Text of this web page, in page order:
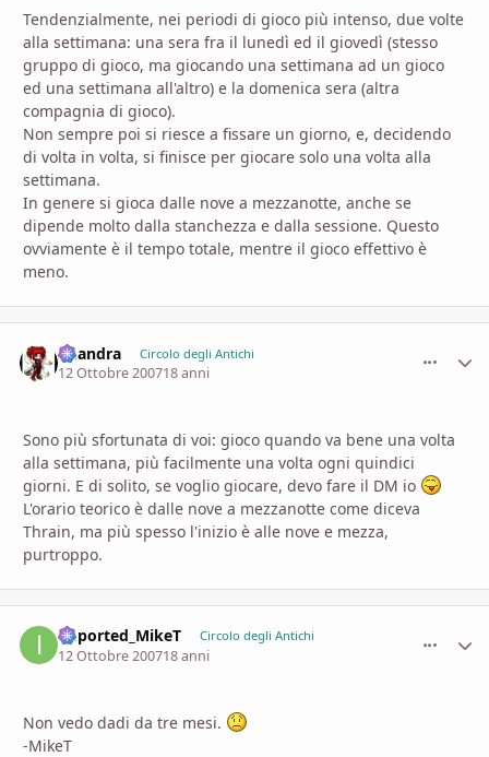
Tendenzialmente, nei periodi di gioco più intenso, due volte
alla settimana: una sera fra il lunedì ed il giovedì (stesso
gruppo di gioco, ma giocando una settimana ad un gioco
ed una settimana all'altro) e la domenica sera (altra
compagnia di gioco).
Non sempre poi si riesce a fissare un giorno, e, decidendo
di volta in volta, si finisce per giocare solo una volta alla
settimana.
In genere si gioca dalle nove a mezzanotte, anche se
dipende molto dalla stanchezza e dalla sessione. Questo
ovviamente è il tempo totale, mentre il gioco effettivo è
meno.
khandra Circolo degli Antichi
12 Ottobre 200718 anni
Sono più sfortunata di voi: gioco quando va bene una volta
alla settimana, più facilmente una volta ogni quindici
giorni. E di solito, se voglio giocare, devo fare il DM io
L'orario teorico è dalle nove a mezzanotte come diceva
Thrain, ma più spesso l'inizio è alle nove e mezza,
purtroppo.
imported_MikeT Circolo degli Antichi
12 Ottobre 200718 anni
Non vedo dadi da tre mesi.
-MikeT